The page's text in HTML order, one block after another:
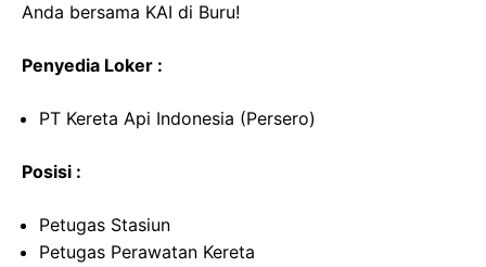
Anda bersama KAI di Buru!
Penyedia Loker :
PT Kereta Api Indonesia (Persero)
Posisi :
Petugas Stasiun
Petugas Perawatan Kereta